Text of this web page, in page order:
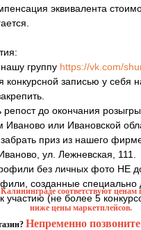
эквивалента
группу https://vk.com/
конкурсной записью у себя
репост до окончания
Иваново или Ивановской
приз из нашего
ул. Лежневская, 111.
без личных фото НЕ
созданные специально
участию (не более 5
соответствуют ценам
ниже цены маркетплейсов.
Непременно позвоните